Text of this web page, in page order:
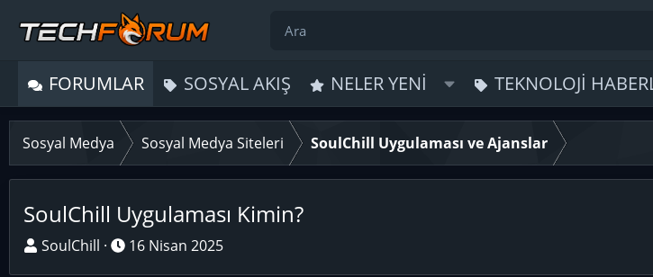
FORUMLAR SOSYAL AKIŞ NELER YENI TEKNOLOJI
Sosyal Medya Sosyal Medya Siteleri SoulChill Uygulaması ve Ajanslar
SoulChill Uygulaması Kimin?
K
SoulChill
B
16 Nisan 2025